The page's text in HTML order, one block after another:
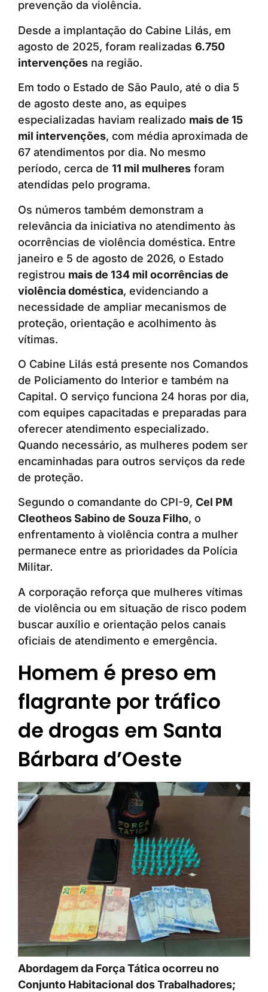
prevenção da violência.
Desde a implantação do Cabine Lilás, em
agosto de 2025, foram realizadas 6.750
intervenções na região.
Em todo o Estado de São Paulo, até o dia 5
de agosto deste ano, as equipes
especializadas haviam realizado mais de 15
mil intervenções, com média aproximada de
67 atendimentos por dia. No mesmo
período, cerca de 11 mil mulheres foram
atendidas pelo programa.
Os números também demonstram a
relevância da iniciativa no atendimento às
ocorrências de violência doméstica. Entre
janeiro e 5 de agosto de 2026, o Estado
registrou mais de 134 mil ocorrências de
violência doméstica, evidenciando a
necessidade de ampliar mecanismos de
proteção, orientação e acolhimento às
vítimas.
O Cabine Lilás está presente nos Comandos
de Policiamento do Interior e também na
Capital. O serviço funciona 24 horas por dia,
com equipes capacitadas e preparadas para
oferecer atendimento especializado.
Quando necessário, as mulheres podem ser
encaminhadas para outros serviços da rede
de proteção.
Segundo o comandante do CPI-9, Cel PM
Cleotheos Sabino de Souza Filho, o
enfrentamento à violência contra a mulher
permanece entre as prioridades da Polícia
Militar.
A corporação reforça que mulheres vítimas
de violência ou em situação de risco podem
buscar auxílio e orientação pelos canais
oficiais de atendimento e emergência.
Homem é preso em
flagrante por tráfico
de drogas em Santa
Bárbara d’Oeste
Abordagem da Força Tática ocorreu no
Conjunto Habitacional dos Trabalhadores;